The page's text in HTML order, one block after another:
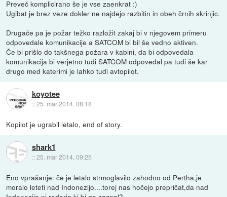
Preveč komplicirano še je vse zaenkrat :)
Ugibat je brez veze dokler ne najdejo razbitin in obeh črnih skrinjic.
Drugače pa je požar težko razložit zakaj bi v njegovem primeru
odpovedale komunikacije a SATCOM bi bil še vedno aktiven.
Če bi prišlo do takšnega požara v kabini, da bi odpovedala
komunikacija bi verjetno tudi SATCOM odpovedal pa tudi še kar
drugo med katerimi je lahko tudi avtopilot.
koyotee
::25. mar 2014, 08:18
Kopilot je ugrabil letalo, end of story.
shark1
::25. mar 2014, 09:25
Eno vprašanje: če je letalo strmoglavilo zahodno od Pertha,je
moralo leteti nad Indonezijo....torej nas hočejo prepričat,da nad